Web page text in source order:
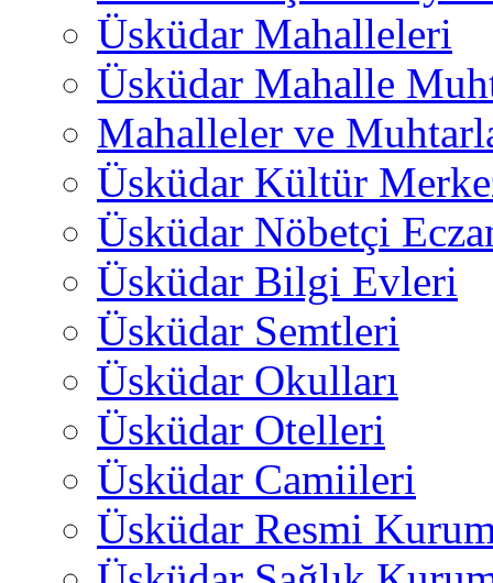
Üsküdar Mahalleleri
Üsküdar Mahalle
Mahalleler ve
Üsküdar Kültür
Üsküdar Nöbetçi
Üsküdar Bilgi Evleri
Üsküdar Semtleri
Üsküdar Okulları
Üsküdar Otelleri
Üsküdar Camiileri
Üsküdar Resmi